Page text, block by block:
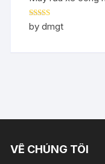
Rated5out
of 5
by dmgt
VỀ CHÚNG TÔI